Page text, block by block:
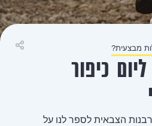
מבצעית?
כיפור
הצבאית לספר לנו על